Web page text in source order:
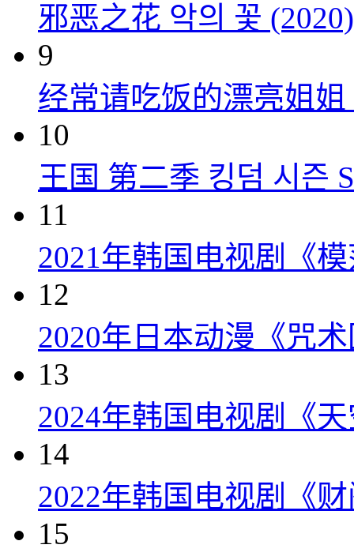
邪恶之花 악의 꽃 (2020)
9
经常请吃饭的漂亮姐姐
10
王国 第二季 킹덤 시즌
11
2021年韩国电视剧《
12
2020年日本动漫《咒
13
2024年韩国电视剧《
14
2022年韩国电视剧《
15